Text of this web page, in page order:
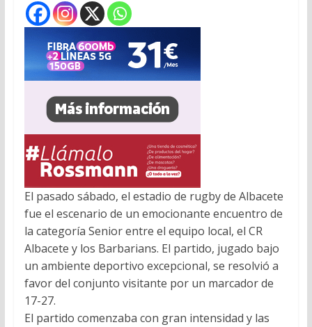
El pasado sábado, el estadio de rugby de Albacete
fue el escenario de un emocionante encuentro de
la categoría Senior entre el equipo local, el CR
Albacete y los Barbarians. El partido, jugado bajo
un ambiente deportivo excepcional, se resolvió a
favor del conjunto visitante por un marcador de
17-27.
El partido comenzaba con gran intensidad y las